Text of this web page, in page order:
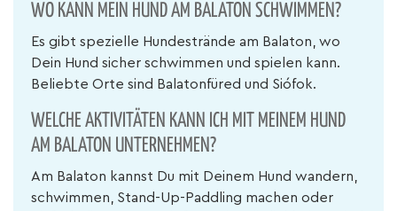
WO KANN MEIN HUND AM BALATON SCHWIMMEN?
Es gibt spezielle Hundestrände am Balaton, wo
Dein Hund sicher schwimmen und spielen kann.
Beliebte Orte sind Balatonfüred und Siófok.
WELCHE AKTIVITÄTEN KANN ICH MIT MEINEM HUND
AM BALATON UNTERNEHMEN?
Am Balaton kannst Du mit Deinem Hund wandern,
schwimmen, Stand-Up-Paddling machen oder